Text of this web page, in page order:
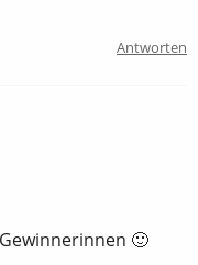
Antworten
🙂